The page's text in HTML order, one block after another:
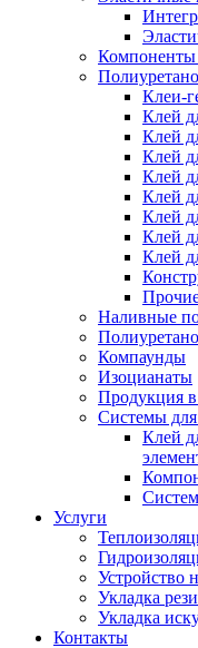
Клеи-
Клей
Клей
Клей
Клей
Клей
Клей
Клей
Клей
Наливные
Компаунды
Изоцианаты
Продукция
Системы для
Клей
Услуги
Устройство
Укладка
Укладка
Контакты